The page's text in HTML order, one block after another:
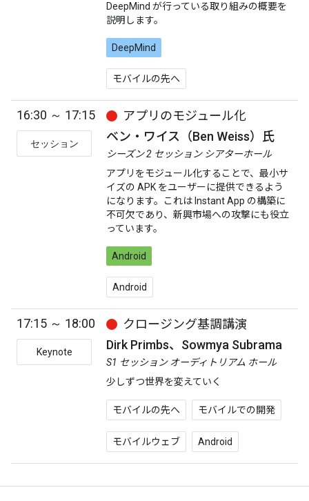
DeepMind が行っている取り組みの概要を
説明します。
DeepMind
モバイルの先へ
16:30 ～ 17:15
セッション
アプリのモジュール化
ベン・ワイス（Ben Weiss）氏
シーズン 2 セッション シアターホール
アプリをモジュール化することで、最小サ
イズの APK をユーザーに提供できるよう
になります。これは Instant App の構築に
不可欠であり、新興市場への攻撃にも役立
っています。
Android
Android
17:15 ～ 18:00
Keynote
クロージング基調講演
Dirk Primbs、Sowmya Subrama
S1 セッション オーディトリアム ホール
少しずつ世界を変えていく
モバイルの先へ モバイルでの開発
モバイルウェブ Android